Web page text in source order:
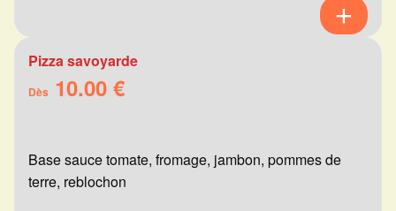
Pizza savoyarde
Dès 10.00 €
Base sauce tomate, fromage, jambon, pommes de
terre, reblochon